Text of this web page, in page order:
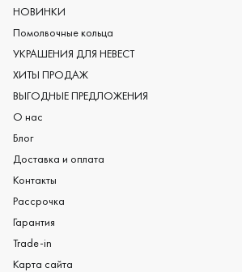
Мужские обручальные кольца
Женские обручальные кольца
Обручальные кольца из платины
Дизайнерские обручальные кольца
Черные обручальные кольца
НОВИНКИ
Помолвочные кольца
УКРАШЕНИЯ ДЛЯ НЕВЕСТ
ХИТЫ ПРОДАЖ
ВЫГОДНЫЕ ПРЕДЛОЖЕНИЯ
О нас
Блог
Доставка и оплата
Контакты
Рассрочка
Гарантия
Trade-in
Карта сайта